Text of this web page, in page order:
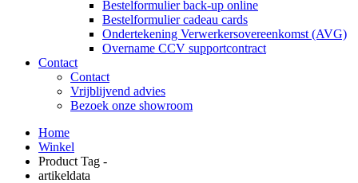
Bestelformulier back-up online
Bestelformulier cadeau cards
Ondertekening Verwerkersovereenkomst (AVG)
Overname CCV supportcontract
Contact
Contact
Vrijblijvend advies
Bezoek onze showroom
Home
Winkel
Product Tag -
artikeldata